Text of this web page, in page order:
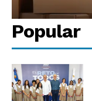
Popular